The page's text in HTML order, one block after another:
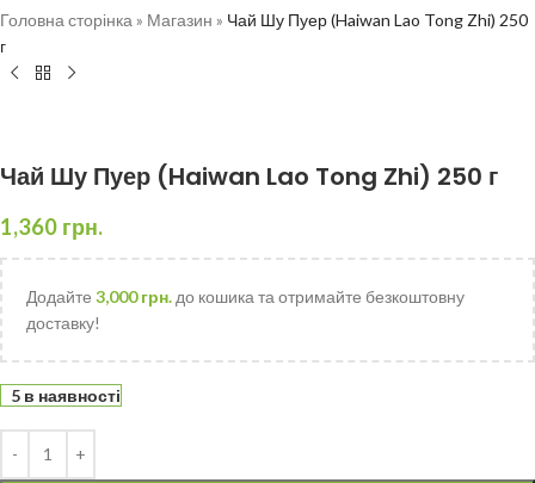
Головна сторінка » Магазин » Чай Шу Пуер (Haiwan Lao Tong Zhi) 250
г
Чай Шу Пуер (Haiwan Lao Tong Zhi) 250 г
1,360 грн.
Додайте 3,000грн. до кошика та отримайте безкоштовну
доставку!
5 в наявності